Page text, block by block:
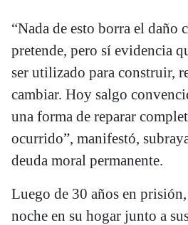
“Nada de esto borra el daño
pretende, pero sí evidencia
ser utilizado para construir,
cambiar. Hoy salgo
una forma de reparar
ocurrido”, manifestó,
deuda moral permanente.
Luego de 30 años en
noche en su hogar junto a